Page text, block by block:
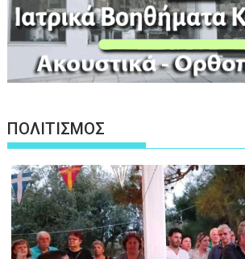
ΠΟΛΙΤΙΣΜΟΣ